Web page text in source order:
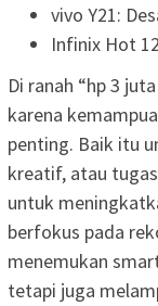
vivo Y21:
Infinix Hot
Di ranah “hp 3
karena
penting. Baik itu
kreatif, atau
untuk
berfokus pada
menemukan
tetapi juga